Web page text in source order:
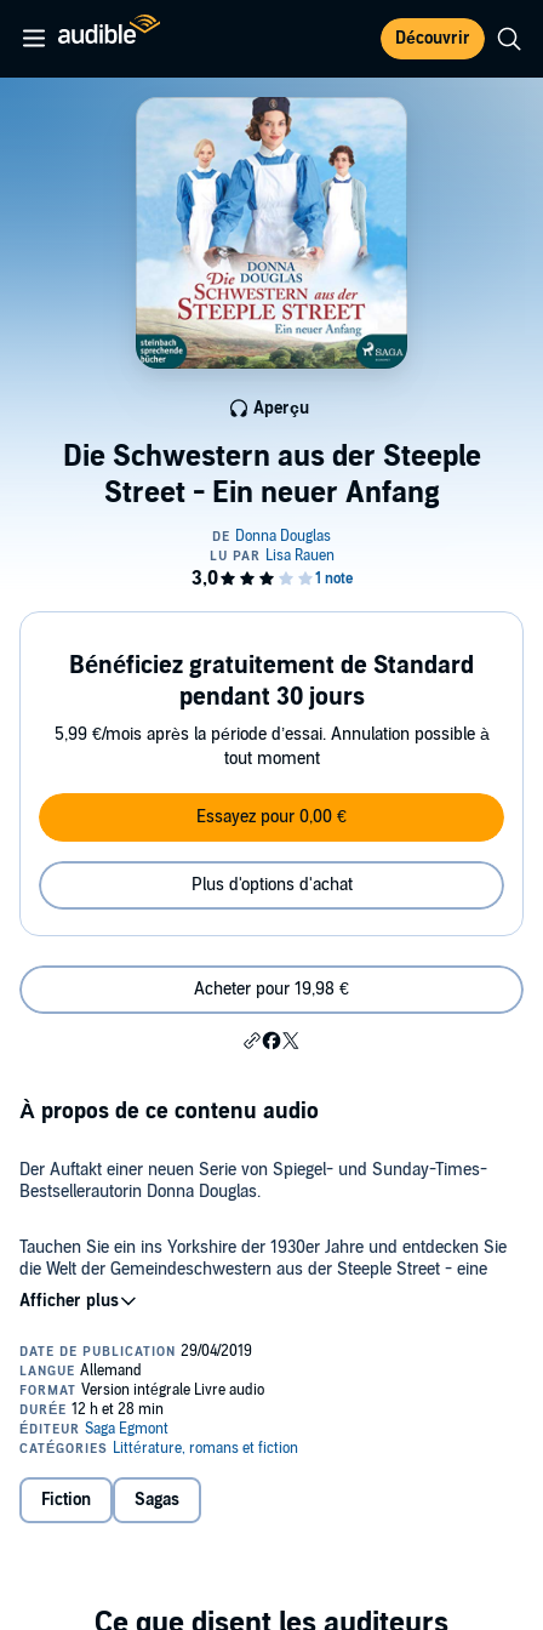
Découvrir
Die Schwestern aus der Steeple
Street - Ein neuer Anfang
Aperçu
Bénéficiez gratuitement de Standard
pendant 30 jours
5,99 €/mois après la période d’essai. Annulation possible à
tout moment
Essayez pour 0,00 €
Plus d'options d'achat
Acheter pour 19,98 €
À propos de ce contenu audio
Der Auftakt einer neuen Serie von Spiegel- und Sunday-Times-
Bestsellerautorin Donna Douglas.
Tauchen Sie ein ins Yorkshire der 1930er Jahre und entdecken Sie
die Welt der Gemeindeschwestern aus der Steeple Street - eine
Geschichte der großen Gefühle und brisanten Geheimnisse, erzählt
mit wunderbar nostalgischem Charme.
Die ehrgeizige junge Krankenschwester Agnes Sheridan hatte eine
hoffnungsvolle Zukunft vor sich, als ein folgenschwerer Fehler ihre
Träume jäh platzen ließ. Nachdem Sie ihre große Liebe und den
Respekt ihrer Familie verloren hat, kommt sie nach Leeds, um dort
als Gemeindeschwester einen Neuanfang zu wagen.
Doch die Arbeit der Gemeindeschwestern unterscheidet sich weit
mehr von dem, was Agnes zuvor an einem Londoner Krankenhaus
kann, muss sie zunächst das Vertrauen ihrer neuen Patienten
Wird es Agnes gelingen, ihr Vertrauen doch noch zu gewinnen? Und
Fiction Sagas